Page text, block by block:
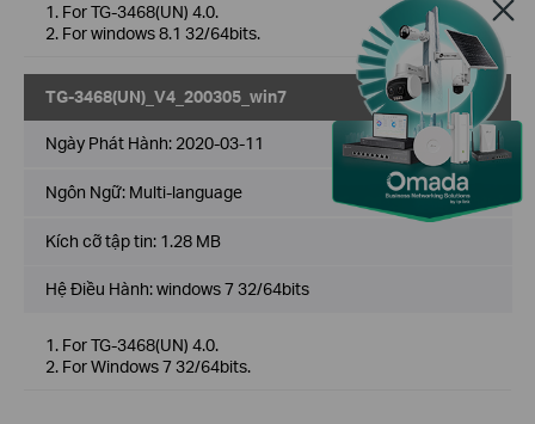
1. For TG-3468(UN) 4.0.
2. For windows 8.1 32/64bits.
TG-3468(UN)_V4_200305_win7
Về
Ngày Phát Hành: 2020-03-11
Ngôn Ngữ: Multi-language
Kích cỡ tập tin: 1.28 MB
Hệ Điều Hành: windows 7 32/64bits
1. For TG-3468(UN) 4.0.
2. For Windows 7 32/64bits.